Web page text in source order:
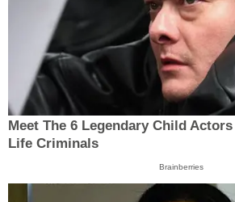
Meet The 6 Legendary Child Actors
Life Criminals
Brainberries